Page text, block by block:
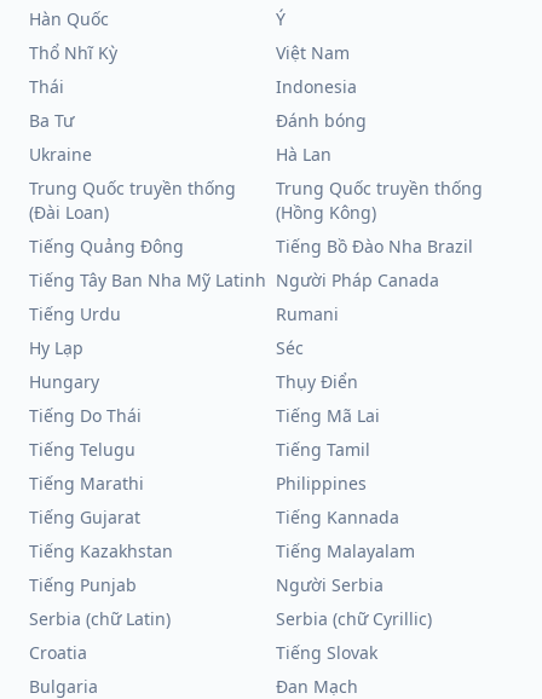
Hàn Quốc
Ý
Thổ Nhĩ Kỳ
Việt Nam
Thái
Indonesia
Ba Tư
Đánh bóng
Ukraine
Hà Lan
Trung Quốc truyền thống
(Đài Loan)
Trung Quốc truyền thống
(Hồng Kông)
Tiếng Quảng Đông
Tiếng Bồ Đào Nha Brazil
Tiếng Tây Ban Nha Mỹ Latinh Người Pháp Canada
Tiếng Urdu
Rumani
Hy Lạp
Séc
Hungary
Thụy Điển
Tiếng Do Thái
Tiếng Mã Lai
Tiếng Telugu
Tiếng Tamil
Tiếng Marathi
Philippines
Tiếng Gujarat
Tiếng Kannada
Tiếng Kazakhstan
Tiếng Malayalam
Tiếng Punjab
Người Serbia
Serbia (chữ Latin)
Serbia (chữ Cyrillic)
Croatia
Tiếng Slovak
Bulgaria
Đan Mạch